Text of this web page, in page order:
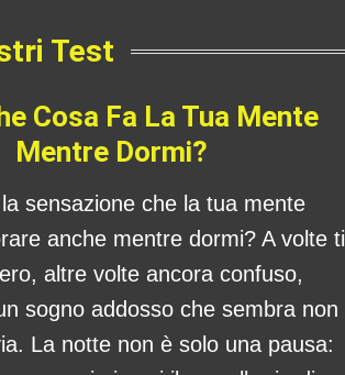
Test
Cosa Fa La Tua Mente
Mentre Dormi?
sensazione che la tua mente
anche mentre dormi? A volte ti
altre volte ancora confuso,
sogno addosso che sembra non
La notte non è solo una pausa: